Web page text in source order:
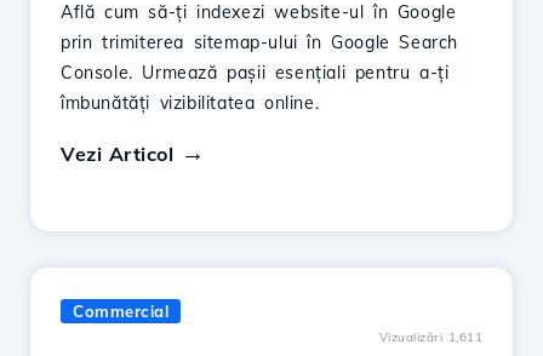
Află cum să-ți indexezi website-ul în Google
prin trimiterea sitemap-ului în Google Search
Console. Urmează pașii esențiali pentru a-ți
îmbunătăți vizibilitatea online.
Vezi Articol
Commercial
Vizualizări 1,611